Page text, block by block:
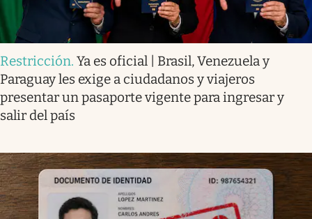
Restricción. Ya es oficial | Brasil, Venezuela y
Paraguay les exige a ciudadanos y viajeros
presentar un pasaporte vigente para ingresar y
salir del país